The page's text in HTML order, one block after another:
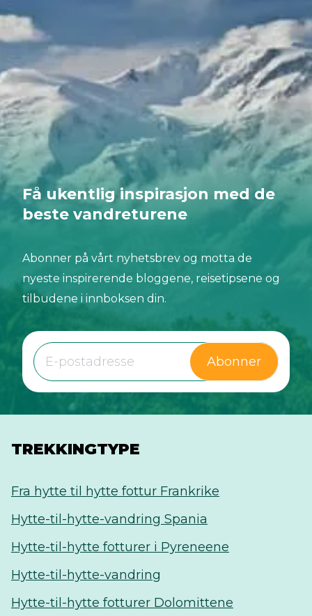
Få ukentlig inspirasjon med de
beste vandreturene
Abonner på vårt nyhetsbrev og motta de
nyeste inspirerende bloggene, reisetipsene og
tilbudene i innboksen din.
Abonner
TREKKINGTYPE
Fra hytte til hytte fottur Frankrike
Hytte-til-hytte-vandring Spania
Hytte-til-hytte fotturer i Pyreneene
Hytte-til-hytte-vandring
Hytte-til-hytte fotturer Dolomittene